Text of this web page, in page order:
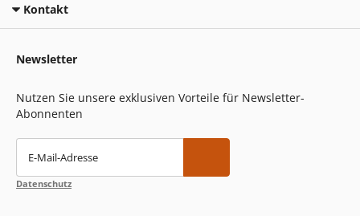
Kontakt
Newsletter
Nutzen Sie unsere exklusiven Vorteile für Newsletter-
Abonnenten
E-Mail-Adresse
Datenschutz